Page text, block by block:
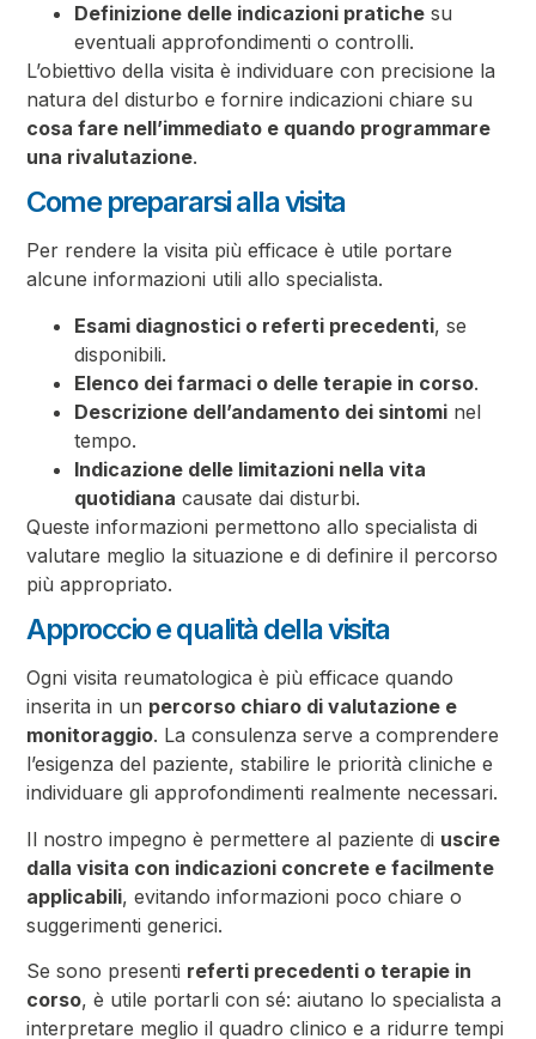
Definizione delle indicazioni pratiche su
eventuali approfondimenti o controlli.
L’obiettivo della visita è individuare con precisione la
natura del disturbo e fornire indicazioni chiare su
cosa fare nell’immediato e quando programmare
una rivalutazione.
Come prepararsi alla visita
Per rendere la visita più efficace è utile portare
alcune informazioni utili allo specialista.
Esami diagnostici o referti precedenti, se
disponibili.
Elenco dei farmaci o delle terapie in corso.
Descrizione dell’andamento dei sintomi nel
tempo.
Indicazione delle limitazioni nella vita
quotidiana causate dai disturbi.
Queste informazioni permettono allo specialista di
valutare meglio la situazione e di definire il percorso
più appropriato.
Approccio e qualità della visita
Ogni visita reumatologica è più efficace quando
inserita in un percorso chiaro di valutazione e
monitoraggio. La consulenza serve a comprendere
l’esigenza del paziente, stabilire le priorità cliniche e
individuare gli approfondimenti realmente necessari.
Il nostro impegno è permettere al paziente di uscire
dalla visita con indicazioni concrete e facilmente
applicabili, evitando informazioni poco chiare o
suggerimenti generici.
Se sono presenti referti precedenti o terapie in
corso, è utile portarli con sé: aiutano lo specialista a
interpretare meglio il quadro clinico e a ridurre tempi